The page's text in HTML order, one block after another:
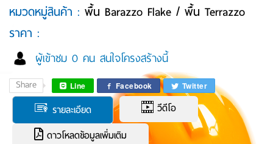
หมวดหมู่สินค้า : พื้น Barazzo Flake / พื้น Terrazzo
ราคา :
ผู้เข้าชม 0 คน สนใจโครงสร้างนี้
Share Line Facebook Twitter
รายละเอียด
วีดีโอ
ดาวโหลดข้อมูลเพิ่มเติม